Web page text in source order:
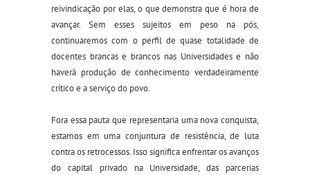
reivindicação por elas, o que demonstra que é hora de
avançar. Sem esses sujeitos em peso na pós,
continuaremos com o perfil de quase totalidade de
docentes brancase brancos nas Universidades e não
haverá produção de conhecimento verdadeiramente
crítico e a serviço do povo.
Fora essa pauta que representaria uma nova conquista,
estamos em uma conjuntura de resistência, de luta
contra os retrocessos. Isso significa enfrentar os avanços
do capital privado na Universidade, das parcerias